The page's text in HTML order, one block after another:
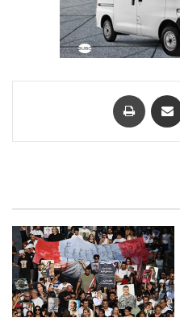
تيلقرام مشاركة عبر البريد